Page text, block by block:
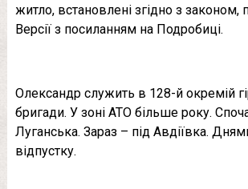
житло, встановлені згідно з законом,
Версії з посиланням на Подробиці.
Олександр служить в 128-й окремій
бригади. У зоні АТО більше року.
Луганська. Зараз – під Авдіївка.
відпустку.